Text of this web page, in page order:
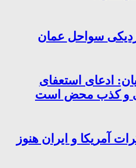
سواحل عمان
ادعای استعفای
و کذب محض است
آمریکا و ایران هنوز